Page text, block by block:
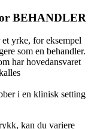
BEHANDLER
yrke, for eksempel
som en behandler.
har hovedansvaret
i en klinisk setting
kan du variere